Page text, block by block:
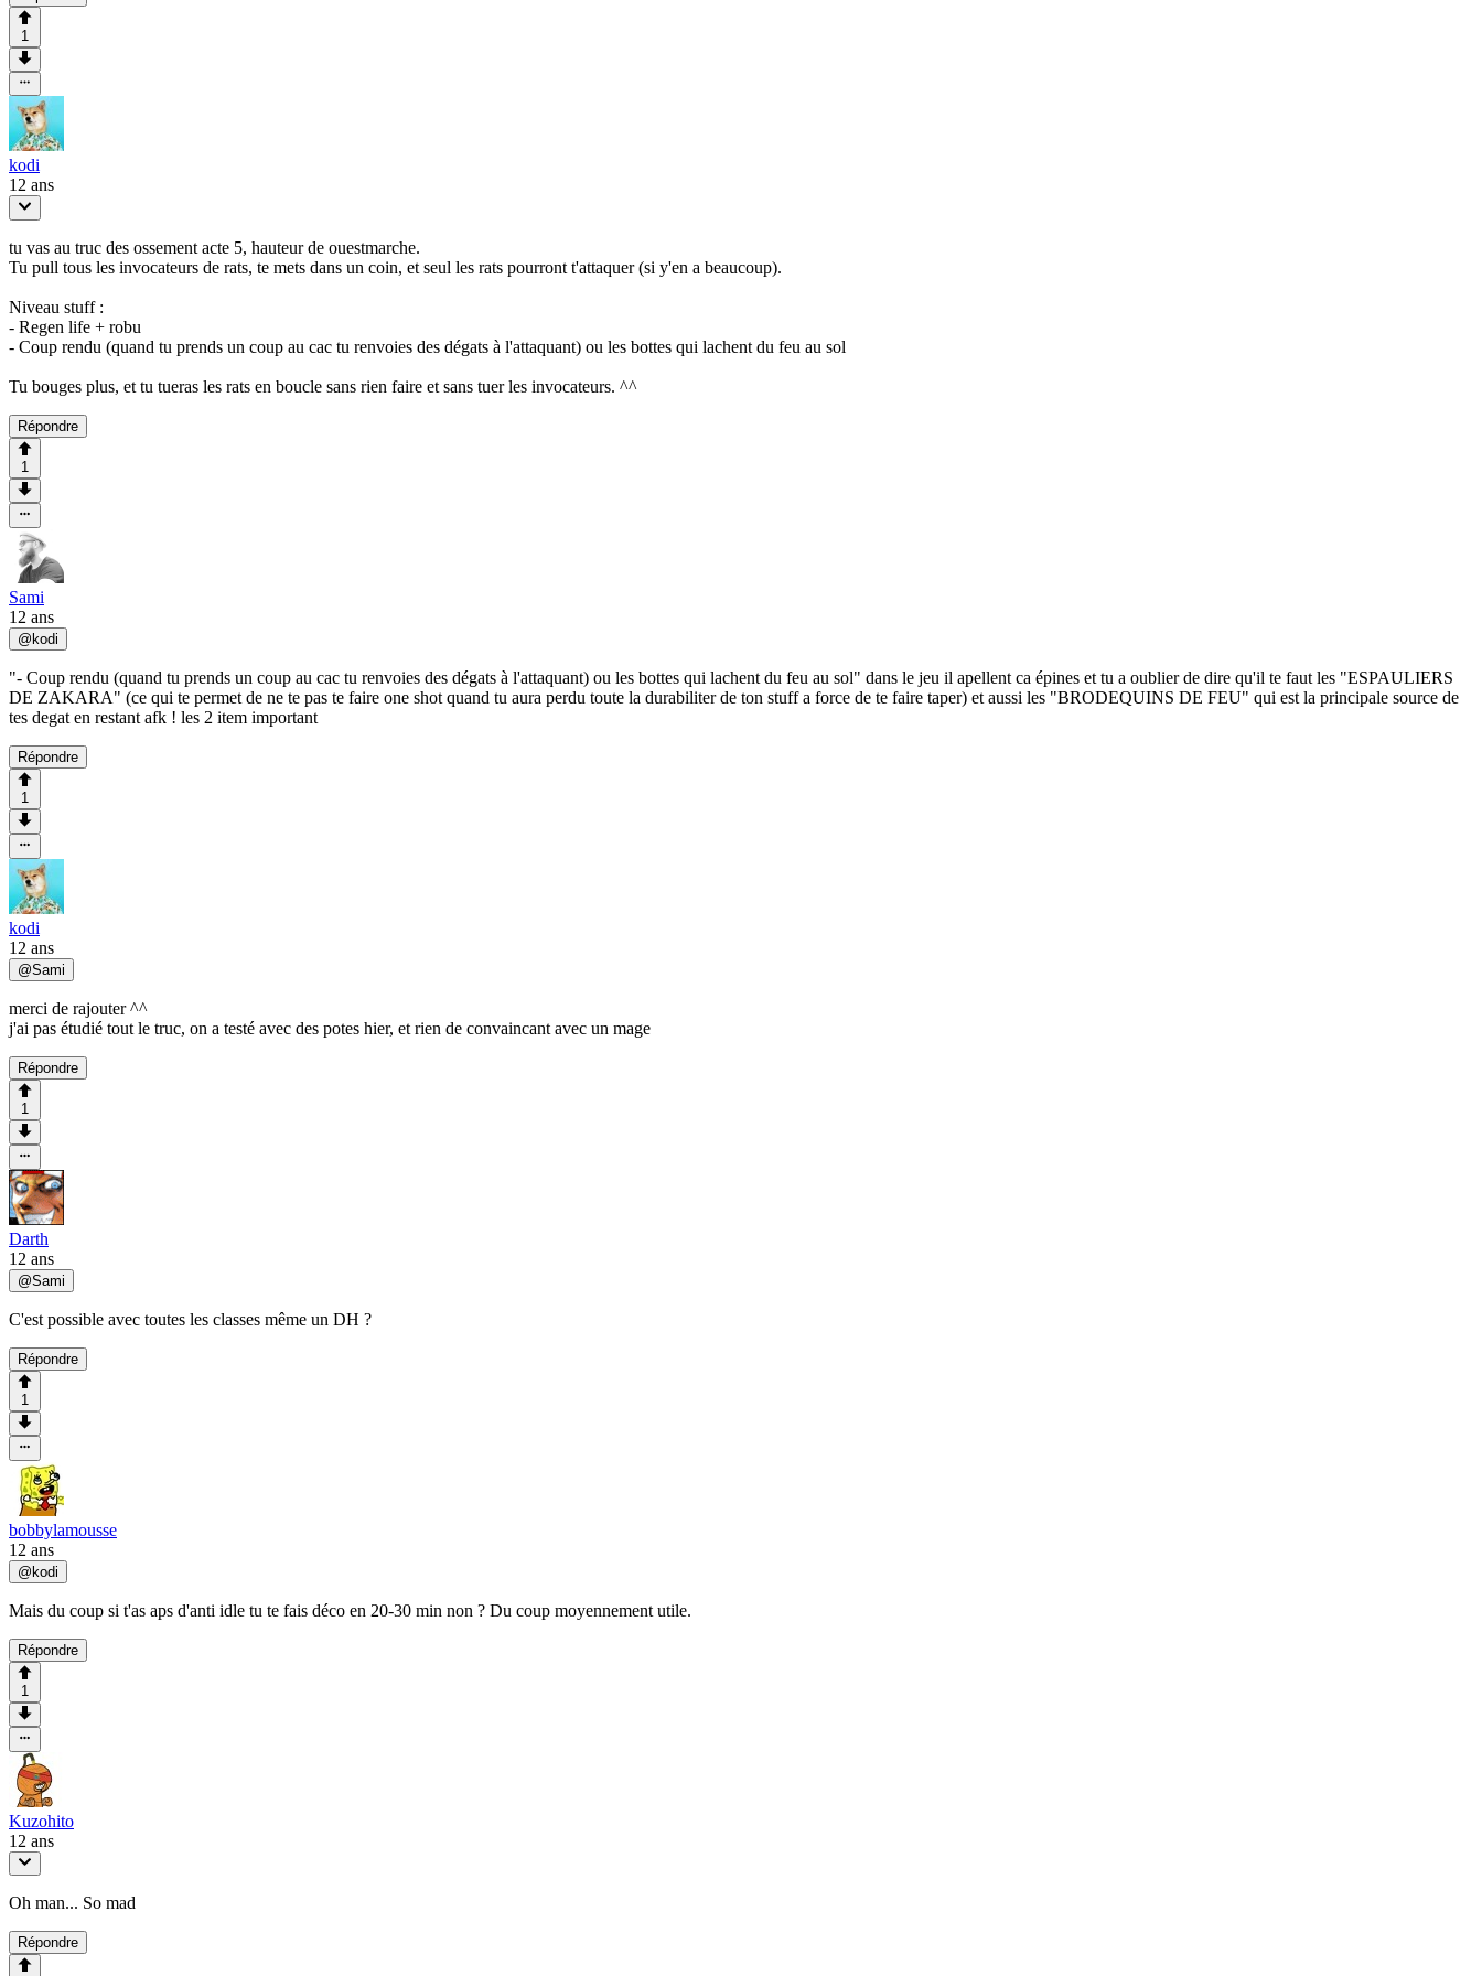
1
kodi
12 ans
tu vas au truc des ossement acte 5, hauteur de ouestmarche.
Tu pull tous les invocateurs de rats, te mets dans un coin, et seul les rats pourront t'attaquer (si y'en a beaucoup).
Niveau stuff :
- Regen life + robu
- Coup rendu (quand tu prends un coup au cac tu renvoies des dégats à l'attaquant) ou les bottes qui lachent du feu au sol
Tu bouges plus, et tu tueras les rats en boucle sans rien faire et sans tuer les invocateurs. ^^
Répondre
1
Sami
12 ans
@ kodi
"- Coup rendu (quand tu prends un coup au cac tu renvoies des dégats à l'attaquant) ou les bottes qui lachent du feu au sol" dans le jeu il apellent ca épines et tu a oublier de dire qu'il te faut les "ESPAULIERS
DE ZAKARA" (ce qui te permet de ne te pas te faire one shot quand tu aura perdu toute la durabiliter de ton stuff a force de te faire taper) et aussi les "BRODEQUINS DE FEU" qui est la principale source de
tes degat en restant afk ! les 2 item important
Répondre
1
kodi
12 ans
@Sami
merci de rajouter ^^
j'ai pas étudié tout le truc, on a testé avec des potes hier, et rien de convaincant avec un mage
Répondre
1
Darth
12 ans
@Sami
C'est possible avec toutes les classes même un DH ?
Répondre
1
bobbylamousse
12 ans
@ kodi
Mais du coup si t'as aps d'anti idle tu te fais déco en 20-30 min non ? Du coup moyennement utile.
Répondre
1
Kuzohito
12 ans
Oh man... So mad
Répondre